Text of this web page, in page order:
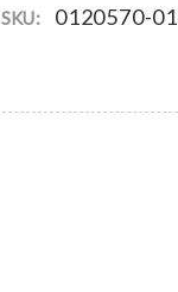
SKU: 0120570-01